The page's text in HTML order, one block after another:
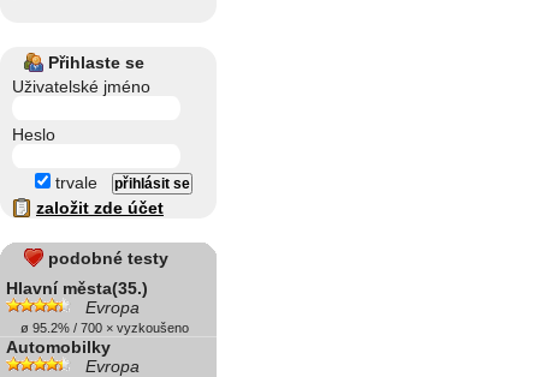
Přihlaste se
Uživatelské jméno
Heslo
trvale
založit zde účet
podobné testy
Hlavní města(35.)
Evropa
ø 95.2% / 700 × vyzkoušeno
Automobilky
Evropa